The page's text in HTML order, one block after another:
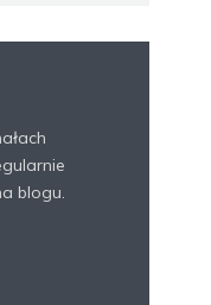
blogu.